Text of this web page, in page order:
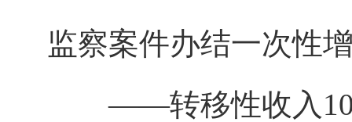
监察案件办结一次性
——转移性收入